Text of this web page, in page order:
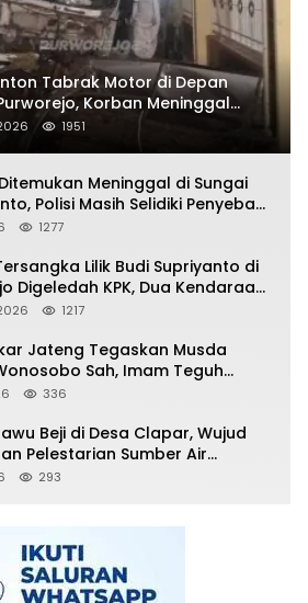
Tabrak Motor di Depan
Korban Meninggal
Masih Selidiki Penyebab
1951
Meninggal di Sungai
Polisi Masih Selidiki Penyebab
1277
Lilik Budi Supriyanto di
Digeledah KPK, Dua Kendaraan
1217
Jateng Tegaskan Musda
Sah, Imam Teguh
Terpilih Secara Aklamasi
336
Beji di Desa Clapar, Wujud
Pelestarian Sumber Air
yang Tak Pernah Kering
293